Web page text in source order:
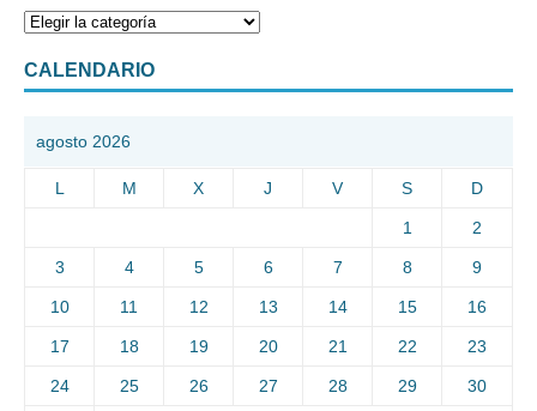
CALENDARIO
agosto 2026
L M X J V S D
1 2
3 4 5 6 7 8 9
10 11 12 13 14 15 16
17 18 19 20 21 22 23
24 25 26 27 28 29 30